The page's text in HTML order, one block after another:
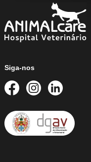
Siga-nos